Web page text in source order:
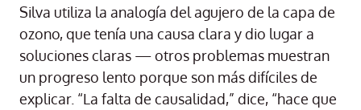
Silva utiliza la analogía del agujero de la capa de
ozono, que tenía una causa clara y dio lugar a
soluciones claras — otros problemas muestran
un progreso lento porque son más difíciles de
explicar. “La falta de causalidad,” dice, “hace que